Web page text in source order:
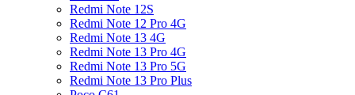
Redmi Note 12S
Redmi Note 12 Pro 4G
Redmi Note 13 4G
Redmi Note 13 Pro 4G
Redmi Note 13 Pro 5G
Redmi Note 13 Pro Plus